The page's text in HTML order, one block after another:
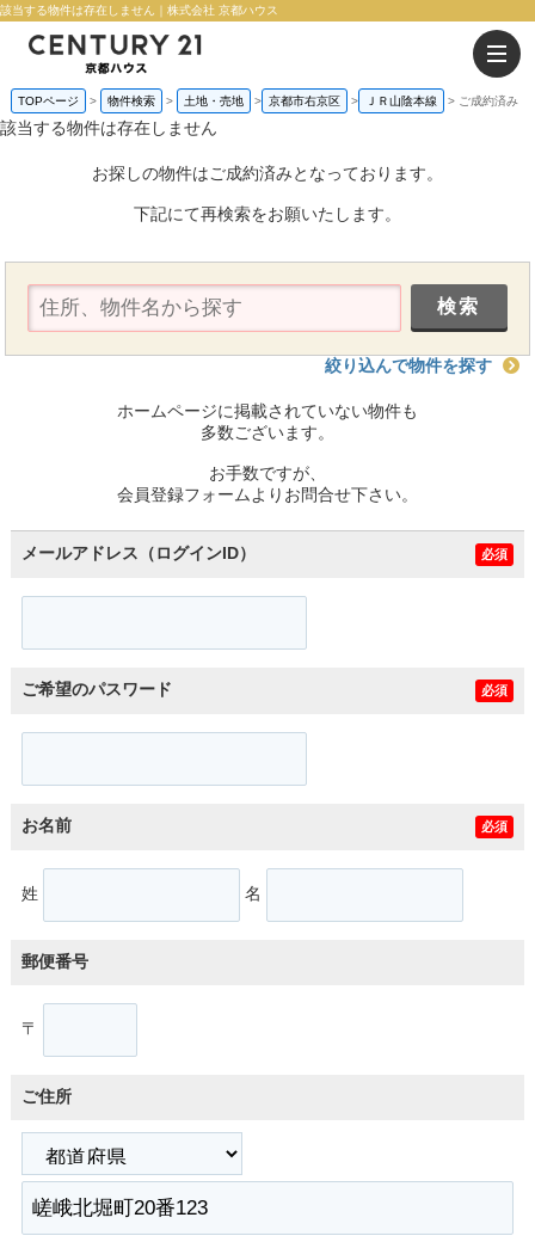
該当する物件は存在しません｜株式会社 京都ハウス
TOPページ 物件検索 土地・売地 京都市右京区 ＪＲ山陰本線 ご成約済み
該当する物件は存在しません
お探しの物件はご成約済みとなっております。
下記にて再検索をお願いたします。
絞り込んで物件を探す
ホームページに掲載されていない物件も
多数ございます。
お手数ですが、
会員登録フォームよりお問合せ下さい。
メールアドレス（ログインID） 必須
ご希望のパスワード 必須
お名前 必須
姓 名
郵便番号
〒
ご住所